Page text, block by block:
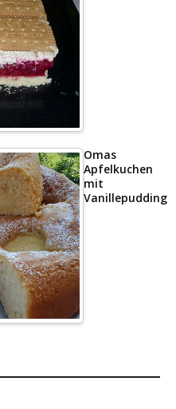
Omas
Apfelkuchen
mit
Vanillepudding